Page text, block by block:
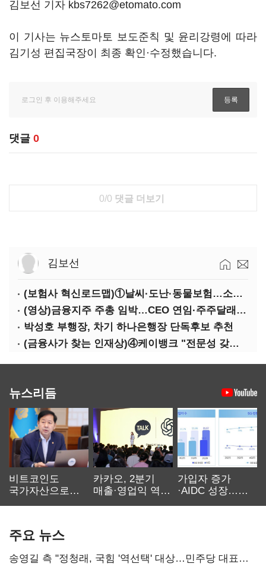
김보선 기자 kbs7262@etomato.com
이 기사는 뉴스토마토 보도준칙 및 윤리강령에 따라
김기성 편집국장이 최종 확인·수정했습니다.
댓글 0
0/0 댓글 더보기
김보선
(보험사 혁신로드맵)①날씨·도난·동물보험…소액단기보험사 설립 추진
(영상)금융지주 주총 임박…CEO 연임·주주달래기 화두로
박성호 부행장, 차기 하나은행장 단독후보 추천
(금융사가 찾는 인재상)④케이뱅크 "전문성 갖고 협업 능숙한지 살필것"
뉴스리듬
비트코인도
국가자산으로…'
카카오, 2분기
매출·영업익 역대
가입자 증가
·AIDC 성장…
주요 뉴스
송영길 측 "정청래, 국힘 '역선택' 대상…민주당 대표로